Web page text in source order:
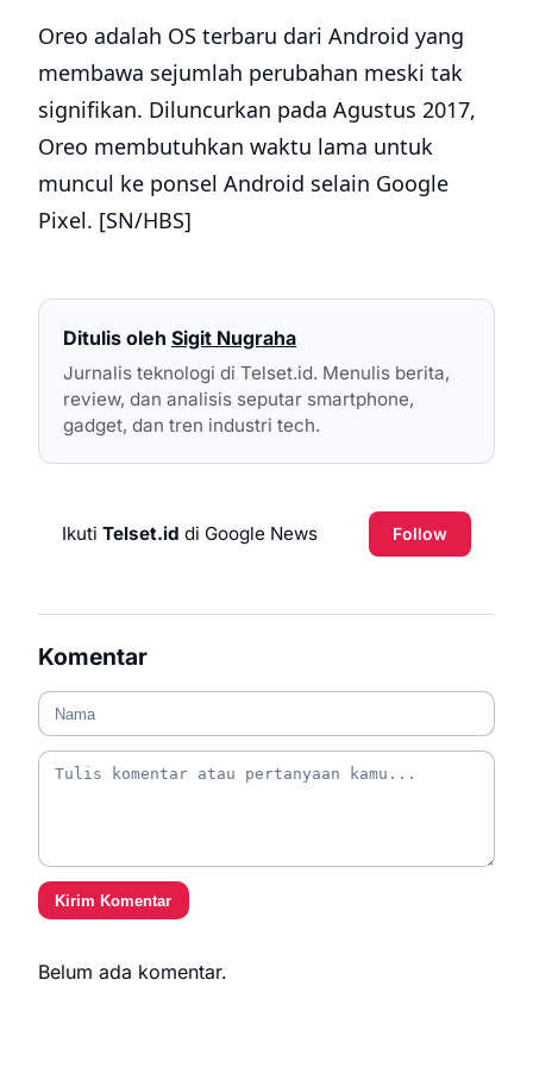
Oreo adalah OS terbaru dari Android yang
membawa sejumlah perubahan meski tak
signifikan. Diluncurkan pada Agustus 2017,
Oreo membutuhkan waktu lama untuk
muncul ke ponsel Android selain Google
Pixel. [SN/HBS]
Ditulis oleh Sigit Nugraha
Jurnalis teknologi di Telset.id. Menulis berita,
review, dan analisis seputar smartphone,
gadget, dan tren industri tech.
Ikuti Telset.id di Google News Follow
Komentar
Kirim Komentar
Belum ada komentar.